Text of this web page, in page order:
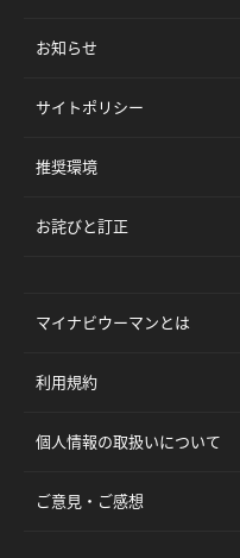
お知らせ
サイトポリシー
推奨環境
お詫びと訂正
マイナビウーマンとは
利用規約
個人情報の取扱いについて
ご意見・ご感想